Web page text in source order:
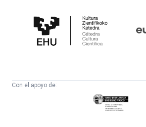
Cultura
Científica
Con el apoyo de:
Eusko
Jaurlaritza